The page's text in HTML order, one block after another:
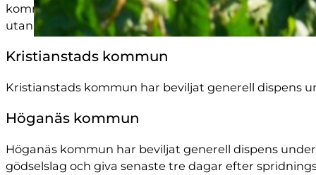
kommuner samt för Söderåsens miljöförbund.
utan enskilda dispenser måste sökas. Läs nedan om
Kristianstads kommun
Kristianstads kommun har beviljat generell dispens
Höganäs kommun
Höganäs kommun har beviljat generell dispens
gödselslag och giva senaste tre dagar efter